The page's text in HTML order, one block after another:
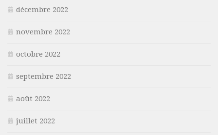
décembre 2022
novembre 2022
octobre 2022
septembre 2022
août 2022
juillet 2022